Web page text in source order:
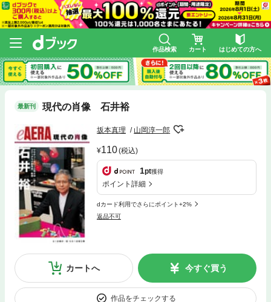
作品検索 カート はじめての方へ
最新刊 現代の肖像 石井裕
坂本真理 山岡淳一郎
110(税込)
1pt獲得
ポイント詳細
dカード利用でさらにポイント+2%
返品不可
カートへ 今すぐ買う
作品をチェックする